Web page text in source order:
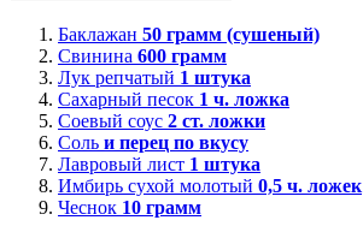
Баклажан 50 грамм (сушеный)
Свинина 600 грамм
Лук репчатый 1 штука
Сахарный песок 1 ч. ложка
Соевый соус 2 ст. ложки
Соль и перец по вкусу
Лавровый лист 1 штука
Имбирь сухой молотый 0,5 ч. ложек
Чеснок 10 грамм